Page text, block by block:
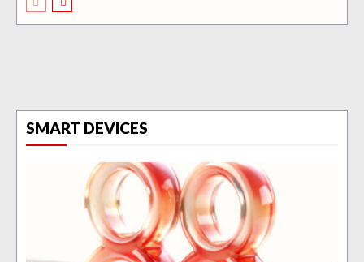
SMART DEVICES